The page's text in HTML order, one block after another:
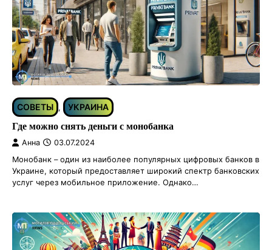
СОВЕТЫ , УКРАИНА
Где можно снять деньги с монобанка
Анна 03.07.2024
Монобанк – один из наиболее популярных цифровых банков в
Украине, который предоставляет широкий спектр банковских
услуг через мобильное приложение. Однако…